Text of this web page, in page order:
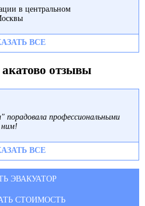
в центральном
ВСЕ
отзывы
профессиональными
ним!
ВСЕ
ЭВАКУАТОР
СТОИМОСТЬ